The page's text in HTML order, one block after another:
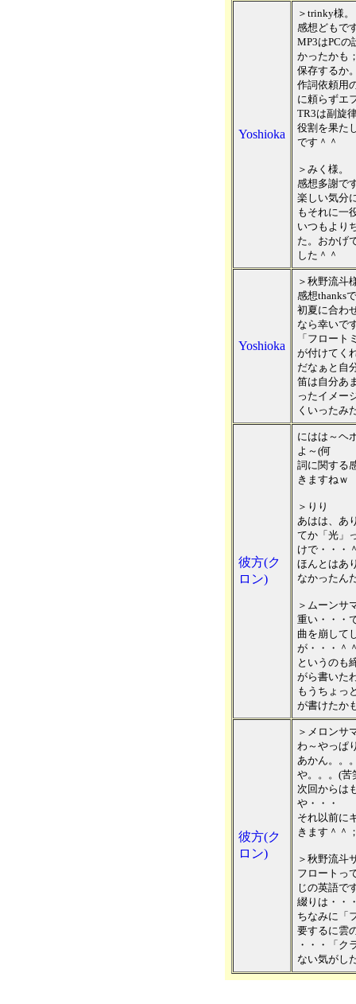
Yoshioka
＞trinky様。
感想どもで
MP3はPCの
かったかも
保存するか
作詞依頼用
に頼らずエ
TR3は副旋
役割を果た
です＾＾
＞みく様。
感想多謝で
楽しい気分
もそれに一
いつもより
た。おかげ
した＾＾
Yoshioka
＞秋野流斗
感想thanks
初夏に合わ
なら幸いで
「フロート
が付けてく
だなぁと自
笛は自分あ
ったイメー
くいったみ
彼方(ク
ロン)
にはは～ヘ
よ～(何
詞に関する
きますねｗ
＞りり
あはは、あ
てか「光」
けで・・・
ほんとはあ
なかったん
＞ムーンサ
重い・・・
曲を崩して
が・・・＾
というのも
がら書いた
もうちょっ
が書けたか
彼方(ク
ロン)
＞メロンサ
わ～やっぱ
あかん。。
や。。。(苦
次回からは
や・・・
それ以前に
きます＾＾
＞秋野流斗
フロートっ
じの英語で
綴りは・・
ちなみに「
要するに雲
・・・「ク
ない気がし